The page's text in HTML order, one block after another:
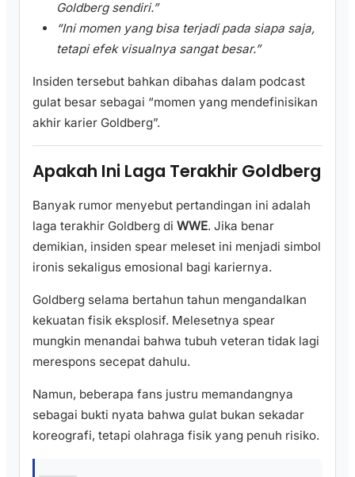
Goldberg sendiri.”
“Ini momen yang bisa terjadi pada siapa saja,
tetapi efek visualnya sangat besar.”
Insiden tersebut bahkan dibahas dalam podcast
gulat besar sebagai “momen yang mendefinisikan
akhir karier Goldberg”.
Apakah Ini Laga Terakhir Goldberg
Banyak rumor menyebut pertandingan ini adalah
laga terakhir Goldberg di WWE. Jika benar
demikian, insiden spear meleset ini menjadi simbol
ironis sekaligus emosional bagi kariernya.
Goldberg selama bertahun tahun mengandalkan
kekuatan fisik eksplosif. Melesetnya spear
mungkin menandai bahwa tubuh veteran tidak lagi
merespons secepat dahulu.
Namun, beberapa fans justru memandangnya
sebagai bukti nyata bahwa gulat bukan sekadar
koreografi, tetapi olahraga fisik yang penuh risiko.